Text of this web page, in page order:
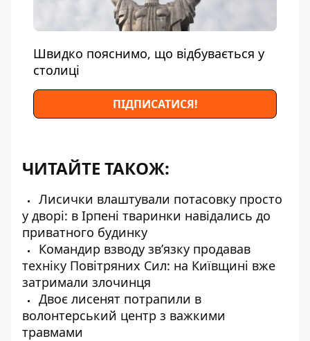
Швидко пояснимо, що відбувається у
столиці
ПІДПИСАТИСЯ!
ЧИТАЙТЕ ТАКОЖ:
Лисички влаштували потасовку просто
у дворі: в Ірпені тваринки навідались до
приватного будинку
Командир взводу зв’язку продавав
техніку Повітряних Сил: на Київщині вже
затримали злочинця
Двоє лисенят потрапили в
волонтерський центр з важкими
травмами